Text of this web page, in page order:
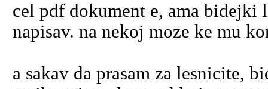
cel pdf dokument e, ama bidejki
napisav. na nekoj moze ke mu
a sakav da prasam za lesnicite,